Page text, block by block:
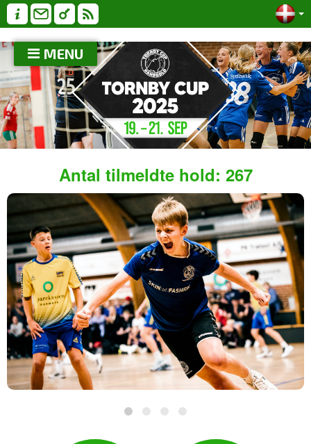
Antal tilmeldte hold: 267
MENU